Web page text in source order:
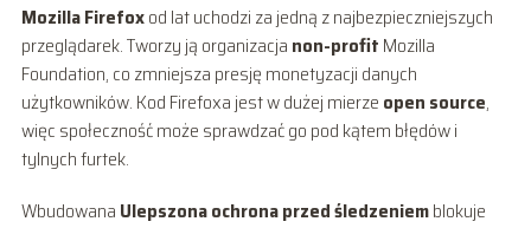
Mozilla Firefoxod lat uchodzi za jedną z najbezpieczniejszych
przeglądarek. Tworzy ją organizacja non-profit Mozilla
Foundation, co zmniejsza presję monetyzacji danych
użytkowników. Kod Firefoxa jest w dużej mierze open source,
więc społeczność może sprawdzać go pod kątem błędów i
tylnych furtek.
Wbudowana Ulepszona ochrona przed śledzeniemblokuje